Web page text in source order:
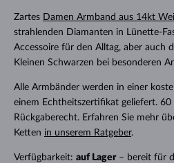
Zartes Damen Armband aus 14kt
strahlenden Diamanten in Lünette-
Accessoire für den Alltag, aber auch
Kleinen Schwarzen bei besonderen
Alle Armbänder werden in einer
einem Echtheitszertifikat geliefert. 60
Rückgaberecht. Erfahren Sie mehr
Ketten in unserem Ratgeber.
Verfügbarkeit: auf Lager– bereit für